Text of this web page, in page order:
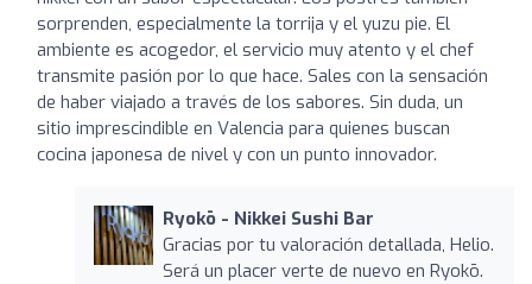
sorprenden, especialmente la torrija y el yuzu pie. El
ambiente es acogedor, el servicio muy atento y el chef
transmite pasión por lo que hace. Sales con la sensación
de haber viajado a través de los sabores. Sin duda, un
sitio imprescindible en Valencia para quienes buscan
cocina japonesa de nivel y con un punto innovador.
Ryokō - Nikkei Sushi Bar
Gracias por tu valoración detallada, Helio.
Será un placer verte de nuevo en Ryokō.